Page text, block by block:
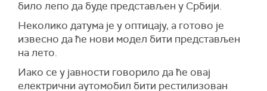
било лепо да буде представљен у Србији.
Неколико датума је у оптицају, а готово је
извесно да ће нови модел бити представљен
на лето.
Иако се у јавности говорило да ће овај
електрични аутомобил бити рестилизован